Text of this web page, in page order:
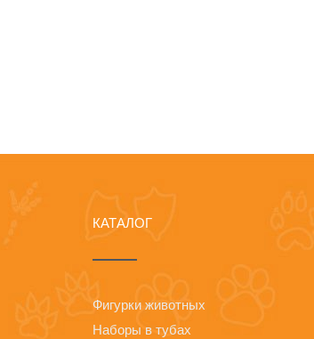
КАТАЛОГ
Фигурки животных
Наборы в тубах